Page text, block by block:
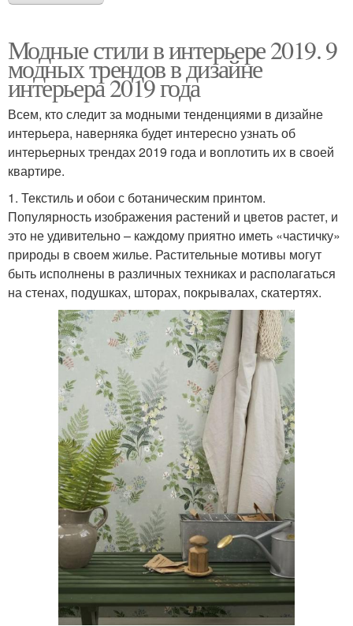
Модные стили в интерьере 2019. 9
модных трендов в дизайне
интерьера 2019 года
Всем, кто следит за модными тенденциями в дизайне
интерьера, наверняка будет интересно узнать об
интерьерных трендах 2019 года и воплотить их в своей
квартире.
1. Текстиль и обои с ботаническим принтом.
Популярность изображения растений и цветов растет, и
это не удивительно – каждому приятно иметь «частичку»
природы в своем жилье. Растительные мотивы могут
быть исполнены в различных техниках и располагаться
на стенах, подушках, шторах, покрывалах, скатертях.